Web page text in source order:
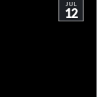
JUL
12